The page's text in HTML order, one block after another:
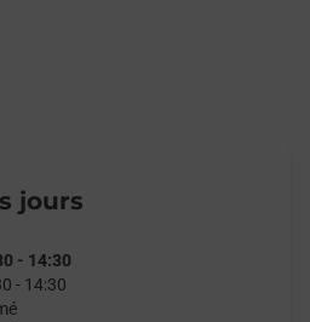
jours
- 14:30
- 14:30